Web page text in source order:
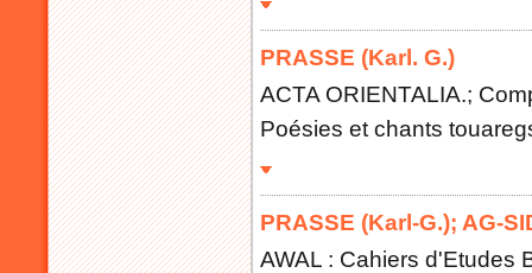
PRASSE (Karl. G.)
ACTA ORIENTALIA.;
Poésies et chants
PRASSE (Karl-G.); AG-
AWAL : Cahiers d'Etudes